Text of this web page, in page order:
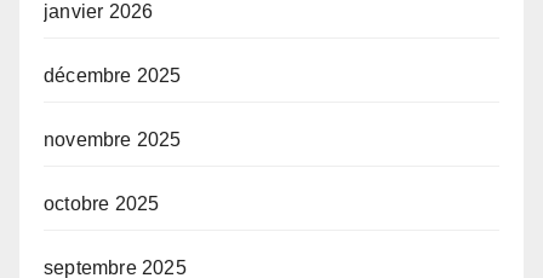
janvier 2026
décembre 2025
novembre 2025
octobre 2025
septembre 2025